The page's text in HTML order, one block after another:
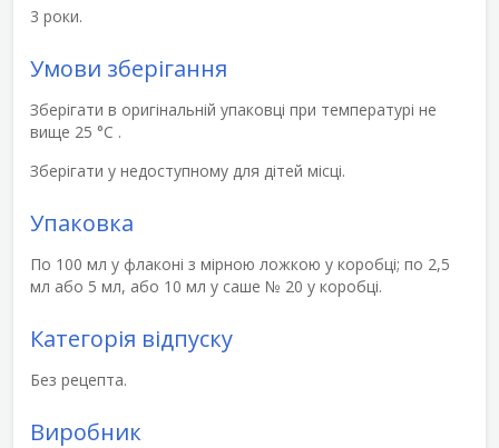
3 роки.
Умови зберігання
Зберігати в оригінальній упаковці при температурі не
вище 25 °С .
Зберігати у недоступному для дітей місці.
Упаковка
По 100 мл у флаконі з мірною ложкою у коробці; по 2,5
мл або 5 мл, або 10 мл у саше № 20 у коробці.
Категорія відпуску
Без рецепта.
Виробник